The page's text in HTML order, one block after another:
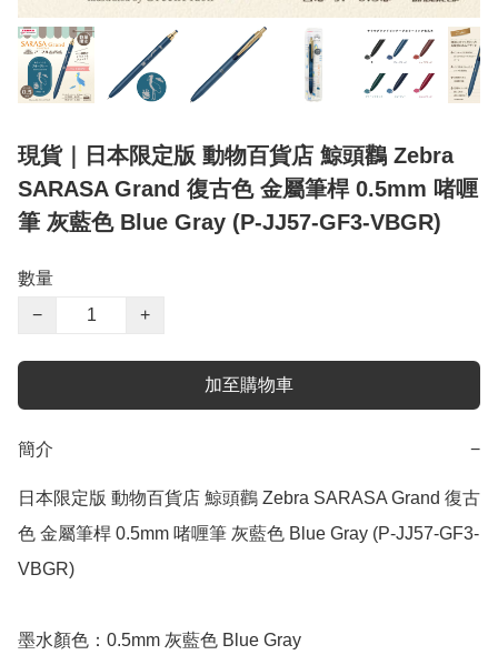
現貨｜日本限定版 動物百貨店 鯨頭鸛 Zebra
SARASA Grand 復古色 金屬筆桿 0.5mm 啫喱
筆 灰藍色 Blue Gray (P-JJ57-GF3-VBGR)
數量
−
+
加至購物車
簡介 −
日本限定版 動物百貨店 鯨頭鸛 Zebra SARASA Grand 復古
色 金屬筆桿 0.5mm 啫喱筆 灰藍色 Blue Gray (P-JJ57-GF3-
VBGR)
墨水顏色：0.5mm 灰藍色 Blue Gray